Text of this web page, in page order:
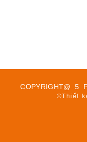
COPYRIGHT@ 5
©Thiết